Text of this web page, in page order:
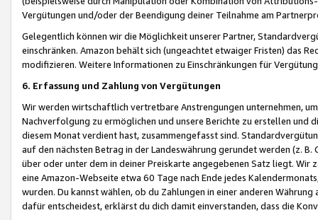
Vergütungen und/oder der Beendigung deiner Teilnahme am
Gelegentlich können wir die Möglichkeit unserer Partner,
einschränken. Amazon behält sich (ungeachtet etwaiger Fristen) das
modifizieren. Weitere Informationen zu Einschränkungen für
6. Erfassung und Zahlung von Vergütungen
Wir werden wirtschaftlich vertretbare Anstrengungen unternehmen,
Nachverfolgung zu ermöglichen und unsere Berichte zu erstellen und
diesem Monat verdient hast, zusammengefasst sind.
auf den nächsten Betrag in der Landeswährung gerundet werden (z.
über oder unter dem in deiner Preiskarte angegebenen Satz liegt.
eine Amazon-Webseite etwa 60 Tage nach Ende jedes
wurden. Du kannst wählen, ob du Zahlungen in einer anderen
dafür entscheidest, erklärst du dich damit einverstanden, dass die